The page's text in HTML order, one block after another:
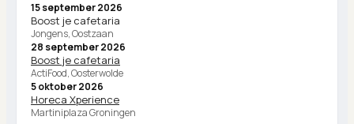
15 september 2026
Boost je cafetaria
Jongens, Oostzaan
28 september 2026
Boost je cafetaria
ActiFood, Oosterwolde
5 oktober 2026
Horeca Xperience
Martiniplaza Groningen